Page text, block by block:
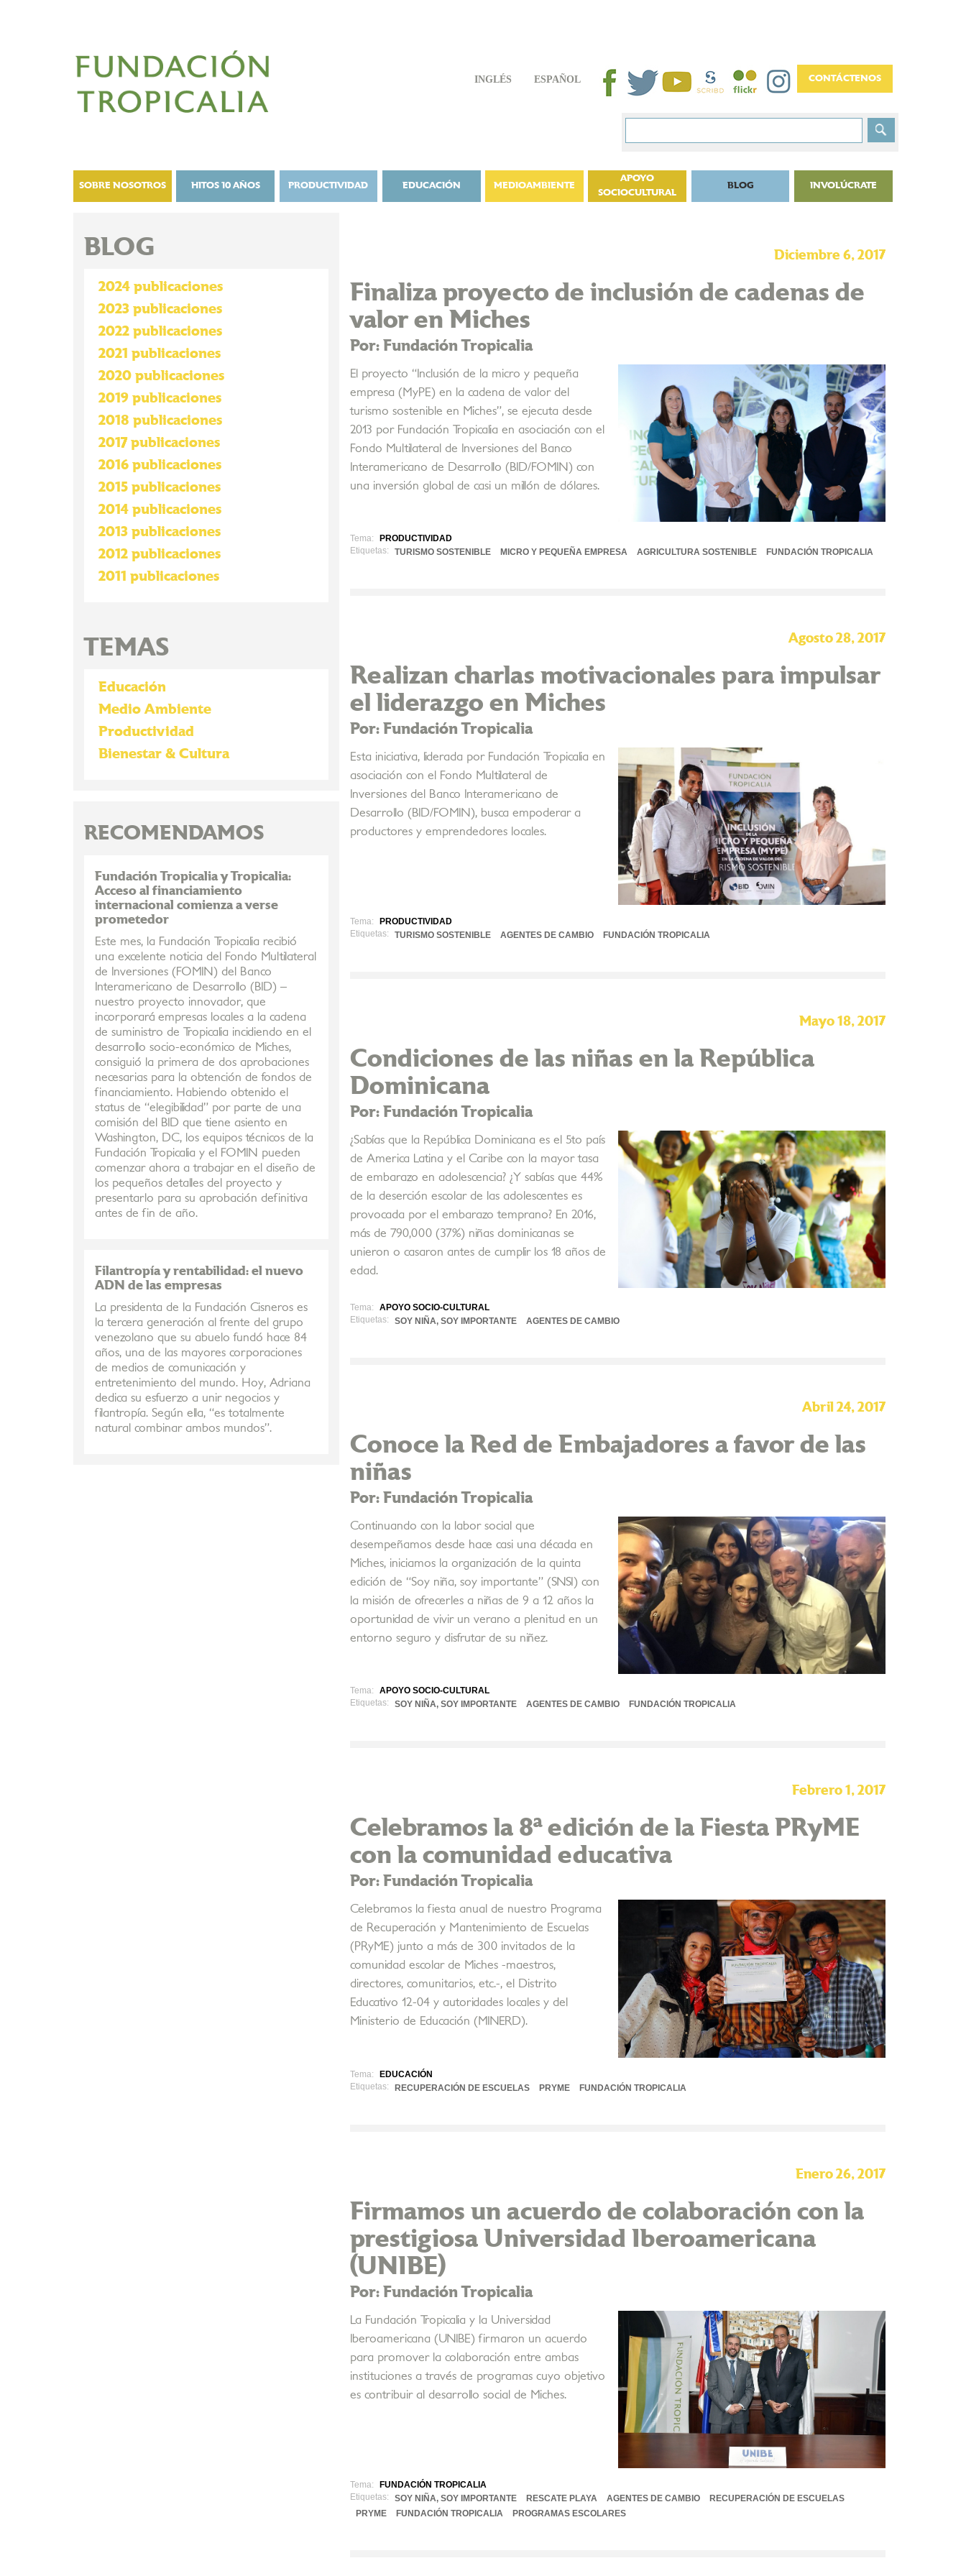
INGLÉS ESPAÑOL
SOBRE NOSOTROS HITOS 10 AÑOS PRODUCTIVIDAD EDUCACIÓN MEDIOAMBIENTE
APOYO
SOCIOCULTURAL
BLOG INVOLÚCRATE
Diciembre 6, 2017
Finaliza proyecto de inclusión de cadenas de
valor en Miches
Por: Fundación Tropicalia
El proyecto “Inclusión de la micro y pequeña
empresa (MyPE) en la cadena de valor del
turismo sostenible en Miches”, se ejecuta desde
2013 por Fundación Tropicalia en asociación con el
Fondo Multilateral de Inversiones del Banco
Interamericano de Desarrollo (BID/FOMIN) con
una inversión global de casi un millón de dólares.
Tema:
PRODUCTIVIDAD
Etiquetas:
TURISMO SOSTENIBLE MICRO Y PEQUEÑA EMPRESA AGRICULTURA SOSTENIBLE FUNDACIÓN TROPICALIA
Agosto 28, 2017
Realizan charlas motivacionales para impulsar
el liderazgo en Miches
Por: Fundación Tropicalia
Esta iniciativa, liderada por Fundación Tropicalia en
asociación con el Fondo Multilateral de
Inversiones del Banco Interamericano de
Desarrollo (BID/FOMIN), busca empoderar a
productores y emprendedores locales.
Tema:
PRODUCTIVIDAD
Etiquetas:
TURISMO SOSTENIBLE AGENTES DE CAMBIO FUNDACIÓN TROPICALIA
Mayo 18, 2017
Condiciones de las niñas en la República
Dominicana
Por: Fundación Tropicalia
¿Sabías que la República Dominicana es el 5to país
de America Latina y el Caribe con la mayor tasa
de embarazo en adolescencia? ¿Y sabías que 44%
de la deserción escolar de las adolescentes es
provocada por el embarazo temprano? En 2016,
más de 790,000 (37%) niñas dominicanas se
unieron o casaron antes de cumplir los 18 años de
edad.
Tema:
APOYO SOCIO-CULTURAL
Etiquetas:
SOY NIÑA, SOY IMPORTANTE AGENTES DE CAMBIO
Abril 24, 2017
Conoce la Red de Embajadores a favor de las
niñas
Por: Fundación Tropicalia
Continuando con la labor social que
desempeñamos desde hace casi una década en
Miches, iniciamos la organización de la quinta
edición de “Soy niña, soy importante” (SNSI) con
la misión de ofrecerles a niñas de 9 a 12 años la
oportunidad de vivir un verano a plenitud en un
entorno seguro y disfrutar de su niñez.
Tema:
APOYO SOCIO-CULTURAL
Etiquetas:
SOY NIÑA, SOY IMPORTANTE AGENTES DE CAMBIO FUNDACIÓN TROPICALIA
Febrero 1, 2017
Celebramos la 8ª edición de la Fiesta PRyME
con la comunidad educativa
Por: Fundación Tropicalia
Celebramos la fiesta anual de nuestro Programa
de Recuperación y Mantenimiento de Escuelas
(PRyME) junto a más de 300 invitados de la
comunidad escolar de Miches -maestros,
directores, comunitarios, etc.-, el Distrito
Educativo 12-04 y autoridades locales y del
Ministerio de Educación (MINERD).
Tema:
EDUCACIÓN
Etiquetas:
RECUPERACIÓN DE ESCUELAS PRYME FUNDACIÓN TROPICALIA
Enero 26, 2017
Firmamos un acuerdo de colaboración con la
prestigiosa Universidad Iberoamericana
(UNIBE)
Por: Fundación Tropicalia
La Fundación Tropicalia y la Universidad
Iberoamericana (UNIBE) firmaron un acuerdo
para promover la colaboración entre ambas
instituciones a través de programas cuyo objetivo
es contribuir al desarrollo social de Miches.
Tema:
FUNDACIÓN TROPICALIA
Etiquetas:
SOY NIÑA, SOY IMPORTANTE RESCATE PLAYA AGENTES DE CAMBIO
RECUPERACIÓN DE ESCUELAS
PRYME
FUNDACIÓN TROPICALIA PROGRAMAS ESCOLARES
BLOG
2024 publicaciones
2023 publicaciones
2022 publicaciones
2021 publicaciones
2020 publicaciones
2019 publicaciones
2018 publicaciones
2017 publicaciones
2016 publicaciones
2015 publicaciones
2014 publicaciones
2013 publicaciones
2012 publicaciones
2011 publicaciones
TEMAS
Educación
Medio Ambiente
Productividad
Bienestar & Cultura
RECOMENDAMOS
Fundación Tropicalia y Tropicalia:
Acceso al financiamiento
internacional comienza a verse
prometedor
Este mes, la Fundación Tropicalia recibió
una excelente noticia del Fondo Multilateral
de Inversiones (FOMIN) del Banco
Interamericano de Desarrollo (BID) –
nuestro proyecto innovador, que
incorporará empresas locales a la cadena
de suministro de Tropicalia incidiendo en el
desarrollo socio-económico de Miches,
consiguió la primera de dos aprobaciones
necesarias para la obtención de fondos de
financiamiento. Habiendo obtenido el
status de “elegibilidad” por parte de una
comisión del BID que tiene asiento en
Washington, DC, los equipos técnicos de la
Fundación Tropicalia y el FOMIN pueden
comenzar ahora a trabajar en el diseño de
los pequeños detalles del proyecto y
presentarlo para su aprobación definitiva
antes de fin de año.
Filantropía y rentabilidad: el nuevo
ADN de las empresas
La presidenta de la Fundación Cisneros es
la tercera generación al frente del grupo
venezolano que su abuelo fundó hace 84
años, una de las mayores corporaciones
de medios de comunicación y
entretenimiento del mundo. Hoy, Adriana
dedica su esfuerzo a unir negocios y
filantropía. Según ella, “es totalmente
natural combinar ambos mundos”.